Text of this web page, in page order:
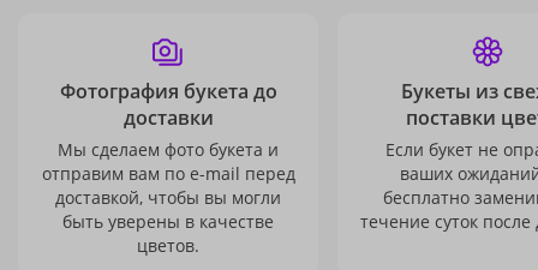
Фотография букета до
доставки
Мы сделаем фото букета и
отправим вам по e-mail перед
доставкой, чтобы вы могли
быть уверены в качестве
цветов.
Букеты из
поставки
Если букет не
ваших
бесплатно
течение суток после